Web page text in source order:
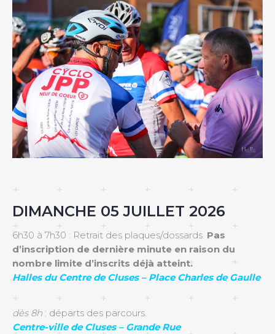
DIMANCHE 05 JUILLET 2026
6h30 à 7h30 : Retrait des plaques/dossards. Pas
d’inscription de dernière minute en raison du
nombre limite d’inscrits déjà atteint.
Halles du Centre de Cluses – Place Charles de Gaulle
dès 8h : départs des parcours.
Centre-ville de Cluses – Grande Rue